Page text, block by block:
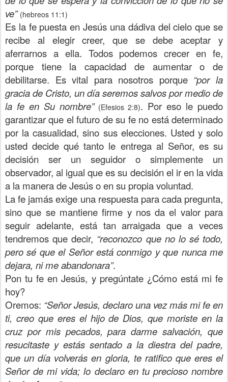
ve” (hebreos 11:1)
Es la fe puesta en Jesús una dádiva del cielo que se
recibe al elegir creer, que se debe aceptar y
aferrarnos a ella. Todos podemos crecer en fe,
porque tiene la capacidad de aumentar o de
debilitarse. Es vital para nosotros porque “por la
gracia de Cristo, un día seremos salvos por medio de
la fe en Su nombre” (Efesios 2:8). Por eso le puedo
garantizar que el futuro de su fe no está determinado
por la casualidad, sino sus elecciones. Usted y solo
usted decide qué tanto le entrega al Señor, es su
decisión ser un seguidor o simplemente un
observador, al igual que es su decisión el ir en la vida
a la manera de Jesús o en su propia voluntad.
La fe jamás exige una respuesta para cada pregunta,
sino que se mantiene firme y nos da el valor para
seguir adelante, está tan arraigada que a veces
tendremos que decir, “reconozco que no lo sé todo,
pero sé que el Señor está conmigo y que nunca me
dejara, ni me abandonara”.
Pon tu fe en Jesús, y pregúntate ¿Cómo está mi fe
hoy?
Oremos: “Señor Jesús, declaro una vez más mi fe en
ti, creo que eres el hijo de Dios, que moriste en la
cruz por mis pecados, para darme salvación, que
resucitaste y estás sentado a la diestra del padre,
que un día volverás en gloria, te ratifico que eres el
Señor de mi vida; lo declaro en tu precioso nombre